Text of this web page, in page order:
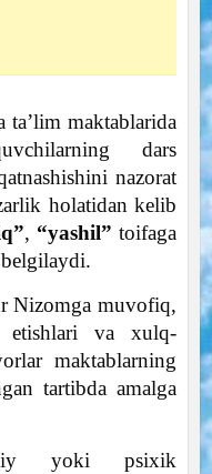
maktablarida
dars
nazorat
holatidan kelib
, “yashil” toifaga
Nizomga muvofiq,
etishlari va xulq-
maktablarning
tartibda amalga
yoki psixik